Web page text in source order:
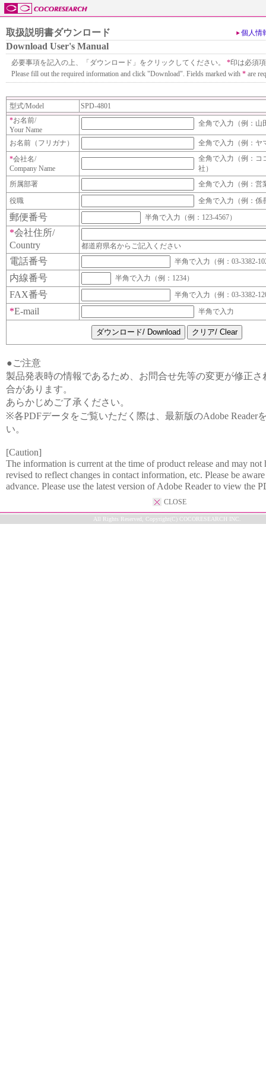
取扱説明書ダウンロード 個人情
Download User's Manual
必要事項を記入の上、「ダウンロード」をクリックしてください。 *印は必須
Please fill out the required information and click "Download". Fields marked with *are
型式/Model
SPD-4801
*お名前/
Your Name
全角で入力（例：
お名前（フリガナ）
全角で入力（例：
*会社名/
Company Name
全角で入力（例：コ
社）
所属部署
全角で入力（例：営
役職
全角で入力（例：係
郵便番号 半角で入力（例：123-4567）
*会社住所/
Country
都道府県名からご記入ください
電話番号 半角で入力（例：03-3382-
内線番号 半角で入力（例：1234）
FAX番号 半角で入力（例：03-3382-
*E-mail 半角で入力
●ご注意
製品発表時の情報であるため、お問合せ先等の変更が修正さ
合があります。
あらかじめご了承ください。
※各PDFデータをご覧いただく際は、最新版のAdobe Reader
い。
[Caution]
The information is current at the time of product release and may not
revised to reflect changes in contact information, etc. Please be
advance. Please use the latest version of Adobe Reader to view the
CLOSE
All Rights Reserved, Copyright(C) COCORESEARCH INC.